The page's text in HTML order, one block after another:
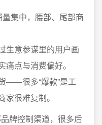
集中，腰部、尾部商
意参谋里的用户画
点与消费偏好。
——很多“爆款”是工
很难复制。
牌控制渠道，很多后